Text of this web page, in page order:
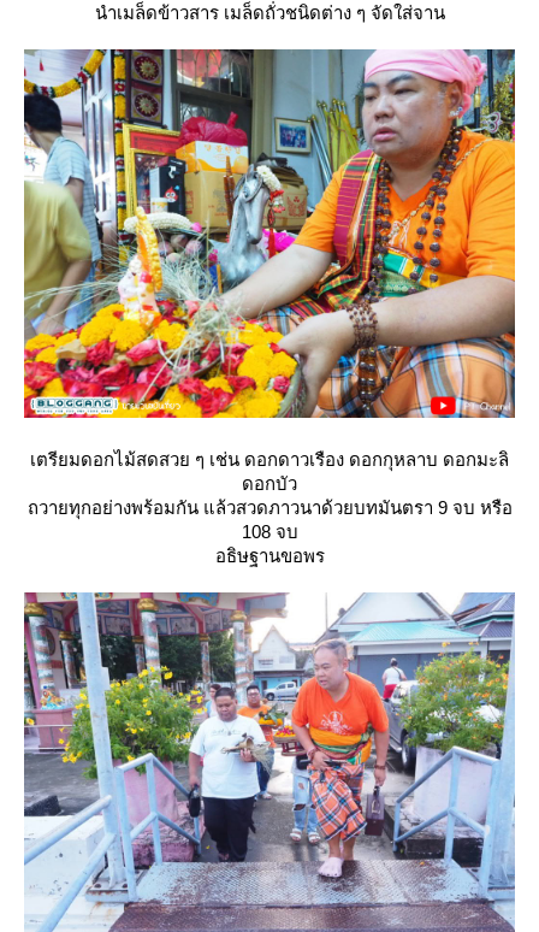
นำเมล็ดข้าวสาร เมล็ดถั่วชนิดต่าง ๆ จัดใส่จาน
เตรียมดอกไม้สดสวย ๆ เช่น ดอกดาวเรือง ดอกกุหลาบ ดอกมะลิ
ดอกบัว
ถวายทุกอย่างพร้อมกัน แล้วสวดภาวนาด้วยบทมันตรา 9 จบ หรือ
108 จบ
อธิษฐานขอพร